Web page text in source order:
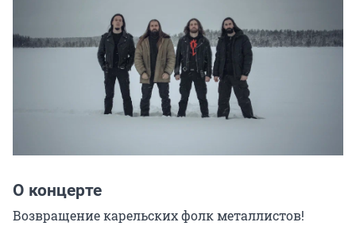
О концерте
Возвращение карельских фолк металлистов!